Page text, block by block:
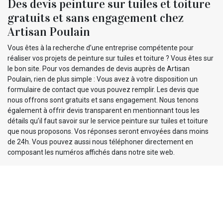
Des devis peinture sur tuiles et toiture
gratuits et sans engagement chez
Artisan Poulain
Vous êtes à la recherche d’une entreprise compétente pour
réaliser vos projets de peinture sur tuiles et toiture ? Vous êtes sur
le bon site. Pour vos demandes de devis auprès de Artisan
Poulain, rien de plus simple : Vous avez à votre disposition un
formulaire de contact que vous pouvez remplir. Les devis que
nous offrons sont gratuits et sans engagement. Nous tenons
également à offrir devis transparent en mentionnant tous les
détails qu’il faut savoir sur le service peinture sur tuiles et toiture
que nous proposons. Vos réponses seront envoyées dans moins
de 24h. Vous pouvez aussi nous téléphoner directement en
composant les numéros affichés dans notre site web.